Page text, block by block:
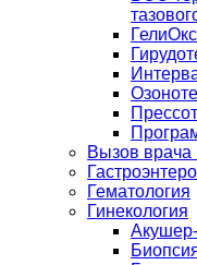
Вызов врача
Гематология
Гинекология
Акушер-